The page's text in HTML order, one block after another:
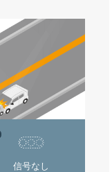
信号なし